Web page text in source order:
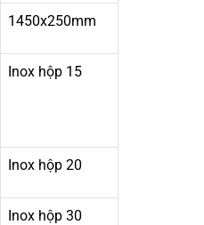
1450x250mm
Inox hộp 15
Inox hộp 20
Inox hộp 30